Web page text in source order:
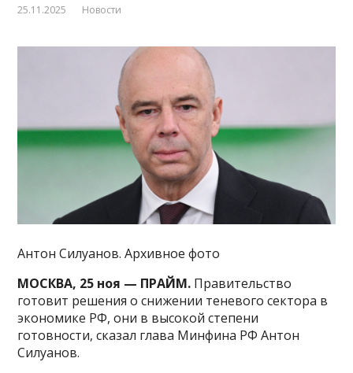
25.11.2025 Новости
Антон Силуанов. Архивное фото
МОСКВА, 25 ноя — ПРАЙМ. Правительство
готовит решения о снижении теневого сектора в
экономике РФ, они в высокой степени
готовности, сказал глава Минфина РФ Антон
Силуанов.